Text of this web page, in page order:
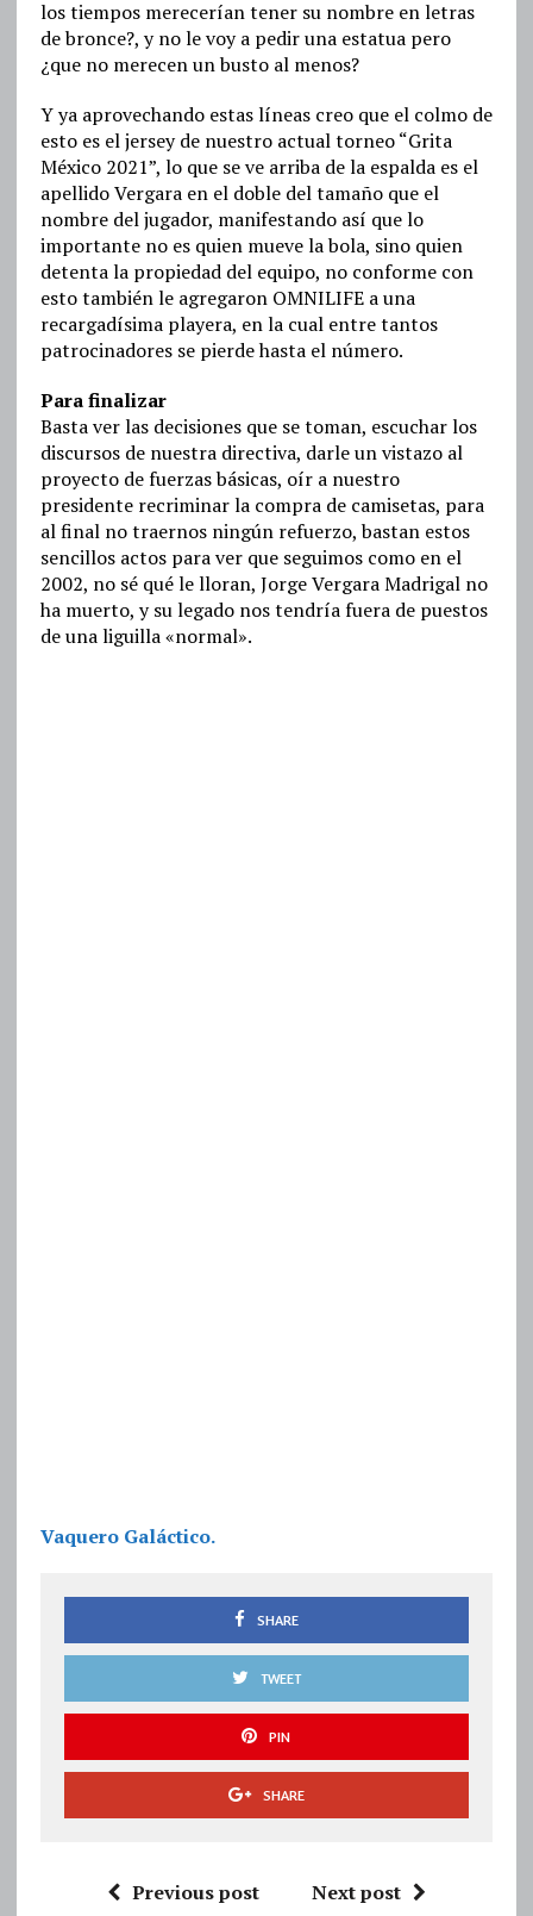
los tiempos merecerían tener su nombre en letras
de bronce?, y no le voy a pedir una estatua pero
¿que no merecen un busto al menos?
Y ya aprovechando estas líneas creo que el colmo de
esto es el jersey de nuestro actual torneo “Grita
México 2021”, lo que se ve arriba de la espalda es el
apellido Vergara en el doble del tamaño que el
nombre del jugador, manifestando así que lo
importante no es quien mueve la bola, sino quien
detenta la propiedad del equipo, no conforme con
esto también le agregaron OMNILIFE a una
recargadísima playera, en la cual entre tantos
patrocinadores se pierde hasta el número.
Para finalizar
Basta ver las decisiones que se toman, escuchar los
discursos de nuestra directiva, darle un vistazo al
proyecto de fuerzas básicas, oír a nuestro
presidente recriminar la compra de camisetas, para
al final no traernos ningún refuerzo, bastan estos
sencillos actos para ver que seguimos como en el
2002, no sé qué le lloran, Jorge Vergara Madrigal no
ha muerto, y su legado nos tendría fuera de puestos
de una liguilla «normal».
Vaquero Galáctico.
SHARE
TWEET
PIN
SHARE
Previous post Next post